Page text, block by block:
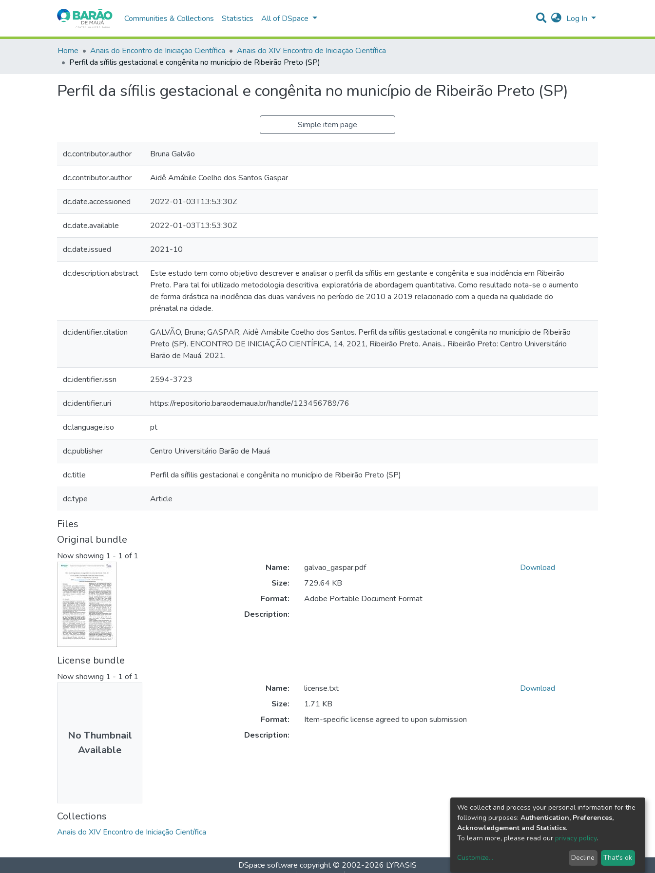
Communities & Collections Statistics All of DSpace Log In
Home Anais do Encontro de Iniciação Científica
Anais do XIV Encontro de Iniciação Científica
Perfil da sífilis gestacional e congênita no município de Ribeirão Preto (SP)
Perfil da sífilis gestacional e congênita no município de Ribeirão Preto (SP)
Simple item page
dc.contributor.author Bruna Galvão
dc.contributor.author Aidê Amábile Coelho dos Santos Gaspar
dc.date.accessioned 2022-01-03T13:53:30Z
dc.date.available 2022-01-03T13:53:30Z
dc.date.issued 2021-10
dc.description.abstract
Este estudo tem como objetivo descrever e analisar o perfil da sífilis em gestante e congênita e sua incidência em Ribeirão
Preto. Para tal foi utilizado metodologia descritiva, exploratória de abordagem quantitativa. Como resultado nota-se o aumento
de forma drástica na incidência das duas variáveis no período de 2010 a 2019 relacionado com a queda na qualidade do
prénatal na cidade.
dc.identifier.citation
GALVÃO, Bruna; GASPAR, Aidê Amábile Coelho dos Santos. Perfil da sífilis gestacional e congênita no município de Ribeirão
Preto (SP). ENCONTRO DE INICIAÇÃO CIENTÍFICA, 14, 2021, Ribeirão Preto. Anais... Ribeirão Preto: Centro Universitário
Barão de Mauá, 2021.
dc.identifier.issn 2594-3723
dc.identifier.uri https://repositorio.baraodemaua.br/handle/123456789/76
dc.language.iso pt
dc.publisher Centro Universitário Barão de Mauá
dc.title Perfil da sífilis gestacional e congênita no município de Ribeirão Preto (SP)
dc.type Article
Files
Original bundle
Now showing 1 - 1 of 1
Name:
galvao_gaspar.pdf
Size:
729.64 KB
Format:
Adobe Portable Document Format
Description:
Download
License bundle
Now showing 1 - 1 of 1
No Thumbnail
Available
Name:
license.txt
Size:
1.71 KB
Format:
Item-specific license agreed to upon submission
Description:
Download
Collections
Anais do XIV Encontro de Iniciação Científica
DSpace software copyright © 2002-2026 LYRASIS
We collect and process your personal information for the
following purposes: Authentication, Preferences,
Acknowledgement and Statistics.
To learn more, please read our privacy policy.
Customize... Decline That's ok